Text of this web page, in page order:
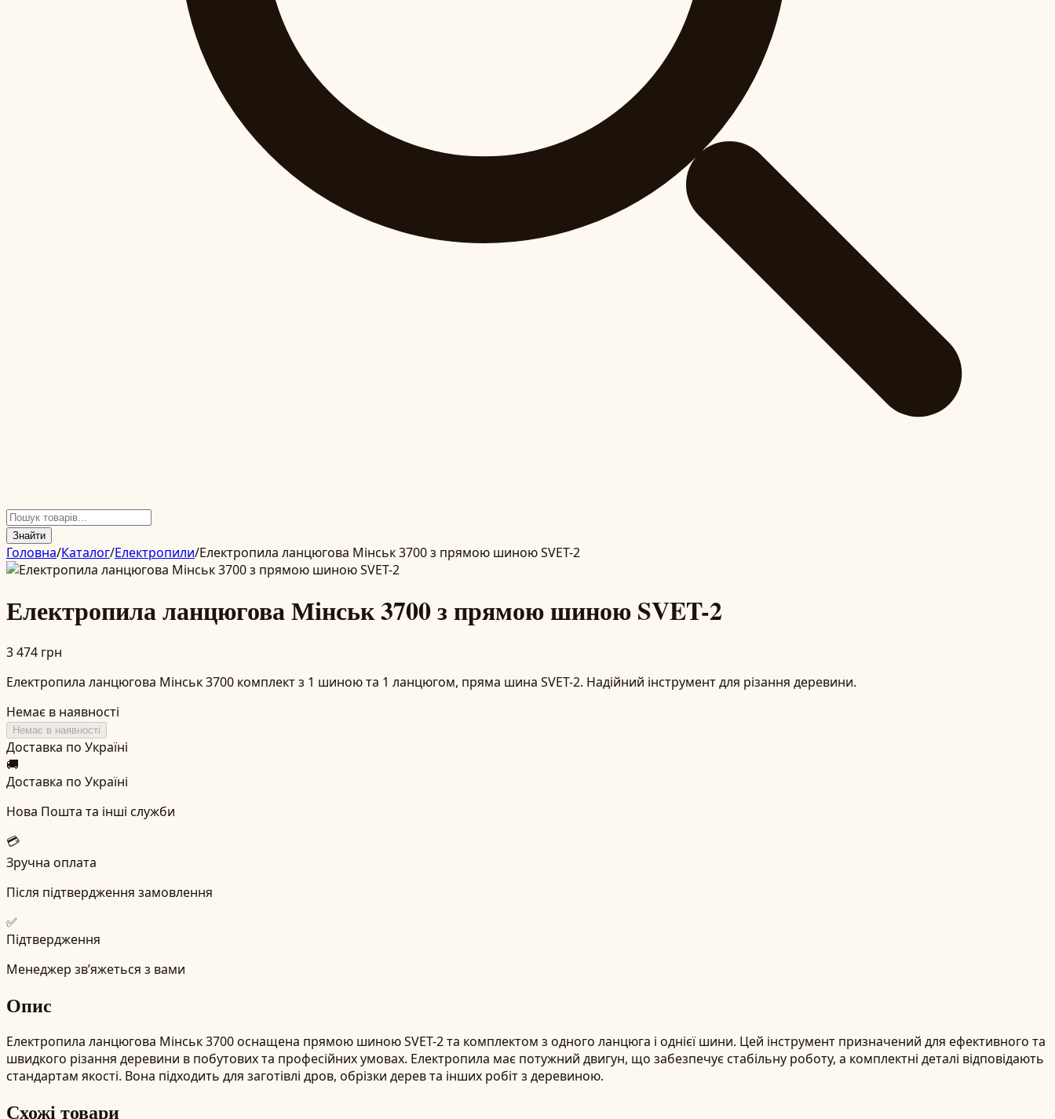
Знайти
Головна/Каталог/Електропили/Електропила ланцюгова Мінськ 3700 з прямою шиною SVET-2
Електропила ланцюгова Мінськ 3700 з прямою шиною SVET-2
3 474 грн
Електропила ланцюгова Мінськ 3700 комплект з 1 шиною та 1 ланцюгом, пряма шина SVET-2. Надійний інструмент для різання деревини.
Немає в наявності
Немає в наявності
Доставка по Україні
🚚
Доставка по Україні
Нова Пошта та інші служби
💳
Зручна оплата
Після підтвердження замовлення
✅
Підтвердження
Менеджер зв’яжеться з вами
Опис
Електропила ланцюгова Мінськ 3700 оснащена прямою шиною SVET-2 та комплектом з одного ланцюга і однієї шини. Цей інструмент призначений для ефективного та
швидкого різання деревини в побутових та професійних умовах. Електропила має потужний двигун, що забезпечує стабільну роботу, а комплектні деталі відповідають
стандартам якості. Вона підходить для заготівлі дров, обрізки дерев та інших робіт з деревиною.
Схожі товари